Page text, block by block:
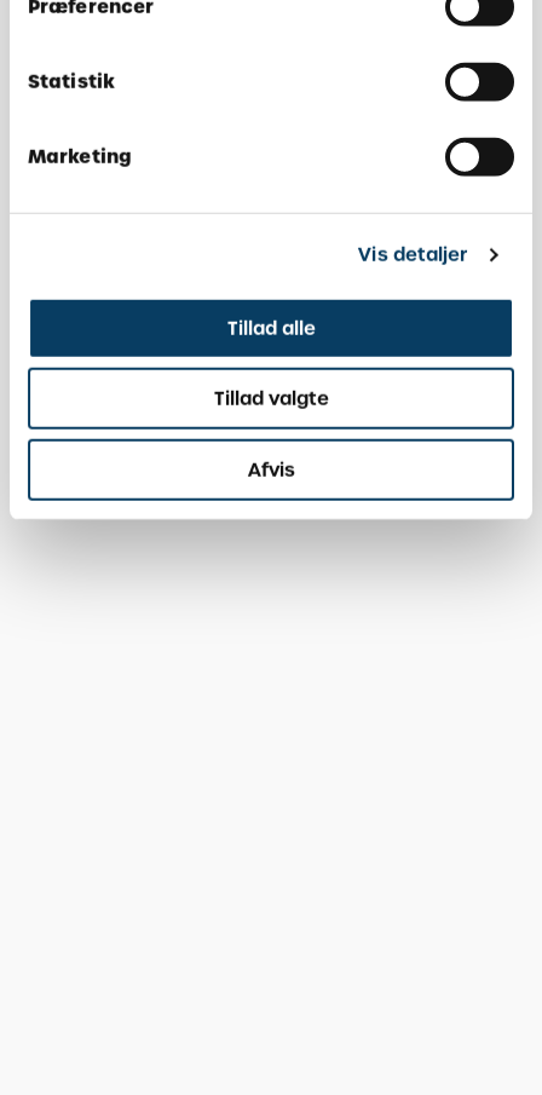
Præferencer
Statistik
Marketing
Vis detaljer
Tillad alle
Tillad valgte
Afvis